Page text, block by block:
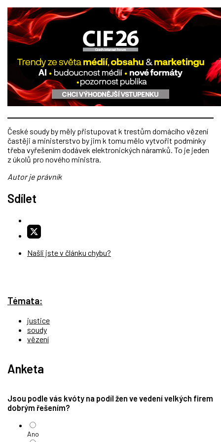
České soudy by měly přistupovat k trestům domácího vězení
častěji a ministerstvo by jim k tomu mělo vytvořit podmínky
třeba vyřešením dodávek elektronických náramků. To je jeden
z úkolů pro nového ministra.
Autor je právník
Sdílet
Našli jste v článku chybu?
Témata:
justice
soudy
vězení
Anketa
Jsou podle vás kvóty na podíl žen ve vedení velkých firem
dobrým řešením?
Ano